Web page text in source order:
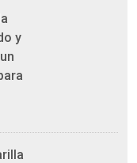
y